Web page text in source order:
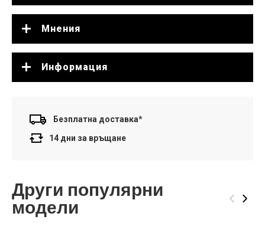
Мнения
Информация
Безплатна доставка*
14 дни за връщане
Други популярни
модели ‹ ›